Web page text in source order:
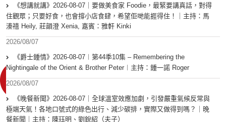
《想講就講》2026-08-07｜要做美食家 Foodie，最緊要講真話，對得
住觀眾；只要好食，也會撐小店食肆，希望佢哋能捱得住！｜主持：馬
溱禧 Heily, 莊韻澄 Xenia, 嘉賓：雅軒 Kinki
2026/08/07
《爵士鍾情》2026-08-07︱第44季10集 – Remembering the
Nightingale of the Orient & Brother Peter︱主持：鍾一諾 Roger
2026/08/07
《晚餐新聞》2026-08-07｜全球溫室效應加劇，引發嚴重氣候反常與
極端天氣！各地口號式的綠色出行、減少碳排，實際又做得到嗎？｜晚
餐新聞｜主持：陳珏明、劉銳紹（夫子）